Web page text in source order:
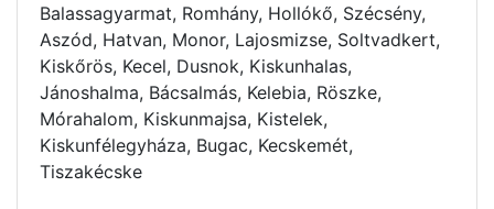
Balassagyarmat, Romhány, Hollókő, Szécsény,
Aszód, Hatvan, Monor, Lajosmizse, Soltvadkert,
Kiskőrös, Kecel, Dusnok, Kiskunhalas,
Jánoshalma, Bácsalmás, Kelebia, Röszke,
Mórahalom, Kiskunmajsa, Kistelek,
Kiskunfélegyháza, Bugac, Kecskemét,
Tiszakécske